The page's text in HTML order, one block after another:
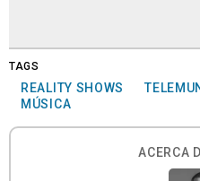
TAGS
REALITY SHOWS
MÚSICA
ACERCA